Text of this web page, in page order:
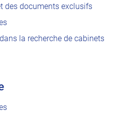
des documents exclusifs
la recherche de cabinets